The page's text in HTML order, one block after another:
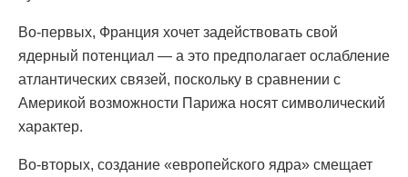
Во-первых, Франция хочет задействовать свой
ядерный потенциал — а это предполагает ослабление
атлантических связей, поскольку в сравнении с
Америкой возможности Парижа носят символический
характер.
Во-вторых, создание «европейского ядра» смещает